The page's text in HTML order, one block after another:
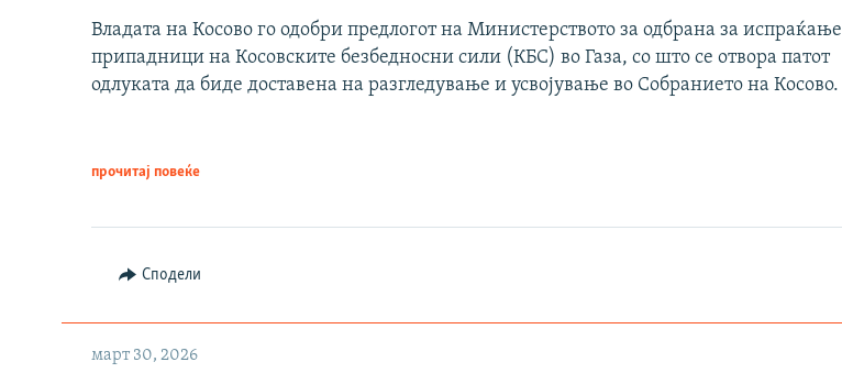
Владата на Косово го одобри предлогот на Министерството за одбрана за испраќање
припадници на Косовските безбедносни сили (КБС) во Газа, со што се отвора патот
одлуката да биде доставена на разгледување и усвојување во Собранието на Косово.
прочитај повеќе
Сподели
март 30, 2026